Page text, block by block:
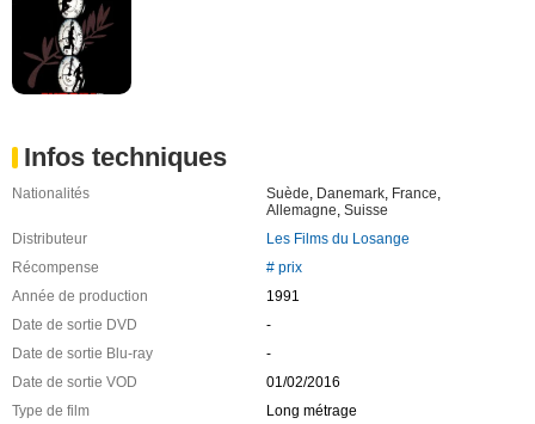
Infos techniques
Nationalités Suède, Danemark, France,
Allemagne, Suisse
Distributeur
Les Films du Losange
Récompense
# prix
Année de production
1991
Date de sortie DVD
-
Date de sortie Blu-ray
-
Date de sortie VOD
01/02/2016
Type de film
Long métrage